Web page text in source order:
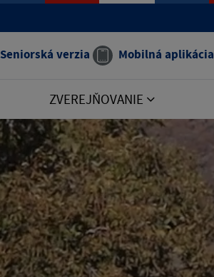
Seniorská verzia Mobilná aplikácia
ZVEREJŇOVANIE